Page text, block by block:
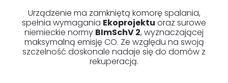
Urządzenie ma zamkniętą komorę spalania,
spełnia wymagania Ekoprojektu oraz surowe
niemieckie normy BImSchV 2, wyznaczającej
maksymalną emisję CO. Ze względu na swoją
szczelność doskonale nadaje się do domów z
rekuperacją.